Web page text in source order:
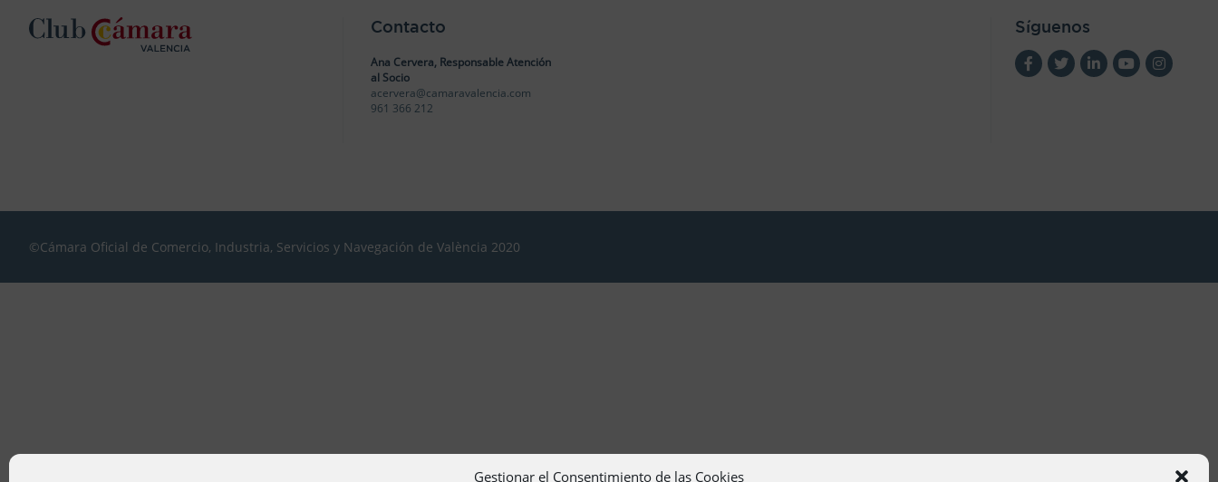
Gestionar el Consentimiento de las Cookies
Contacto
Ana Cervera, Responsable Atención
al Socio
acervera@camaravalencia.com
961 366 212
Síguenos
©Cámara Oficial de Comercio, Industria, Servicios y Navegación de València 2020